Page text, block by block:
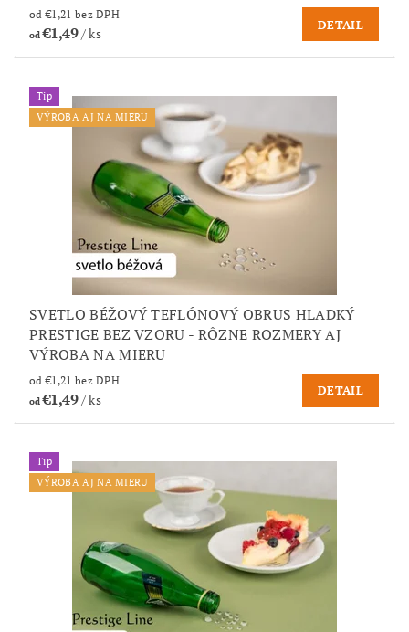
od €1,21 bez DPH
od€1,49/ ks
DETAIL
Tip
VÝROBA AJ NA MIERU
SVETLO BÉŽOVÝ TEFLÓNOVÝ OBRUS HLADKÝ
PRESTIGE BEZ VZORU - RÔZNE ROZMERY AJ
VÝROBA NA MIERU
od €1,21 bez DPH
od€1,49/ ks
DETAIL
Tip
VÝROBA AJ NA MIERU